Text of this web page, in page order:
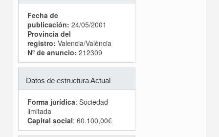
Fecha de
publicación: 24/05/2001
Provincia del
registro: Valencia/València
Nº de anuncio: 212309
Datos de estructura Actual
Forma jurídica: Sociedad
limitada
Capital social: 60.100,00€